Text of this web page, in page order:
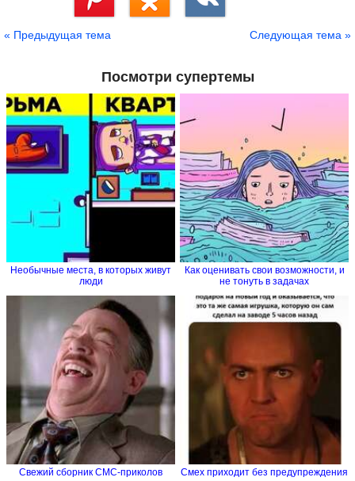
« Предыдущая тема Следующая тема »
Посмотри супертемы
Необычные места, в которых живут
люди
Как оценивать свои возможности, и
не тонуть в задачах
Свежий сборник СМС-приколов Смех приходит без предупреждения